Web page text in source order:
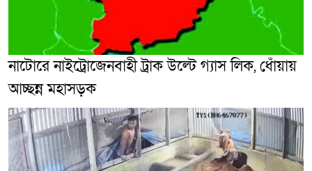
নাটোরে নাইট্রোজেনবাহী ট্রাক উল্টে গ্যাস লিক, ধোঁয়ায়
আচ্ছন্ন মহাসড়ক